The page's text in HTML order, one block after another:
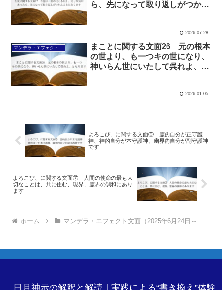
ら、先になって取り返しがつかん
2026.07.28
マンデラ・エフェクト文面（2025年6月24日～
まことに関する文面26 元の根本
の世より、も一つキの世になり、
神いらん世にいたして呉れよ、と
2026.01.05
よろこび、に関する文面⑤ 霊的自分が正守護
神、神的自分が本守護神、幽界的自分が副守護神
です
よろこび、に関する文面⑦ 人間の使命の最も大
切なことは、共に住む、現界、霊界の調和にあり
ます
ホーム マンデラ・エフェクト文面（2025年6月24日～
日月神示の解釈と解読｜実践による“書き換え”体験